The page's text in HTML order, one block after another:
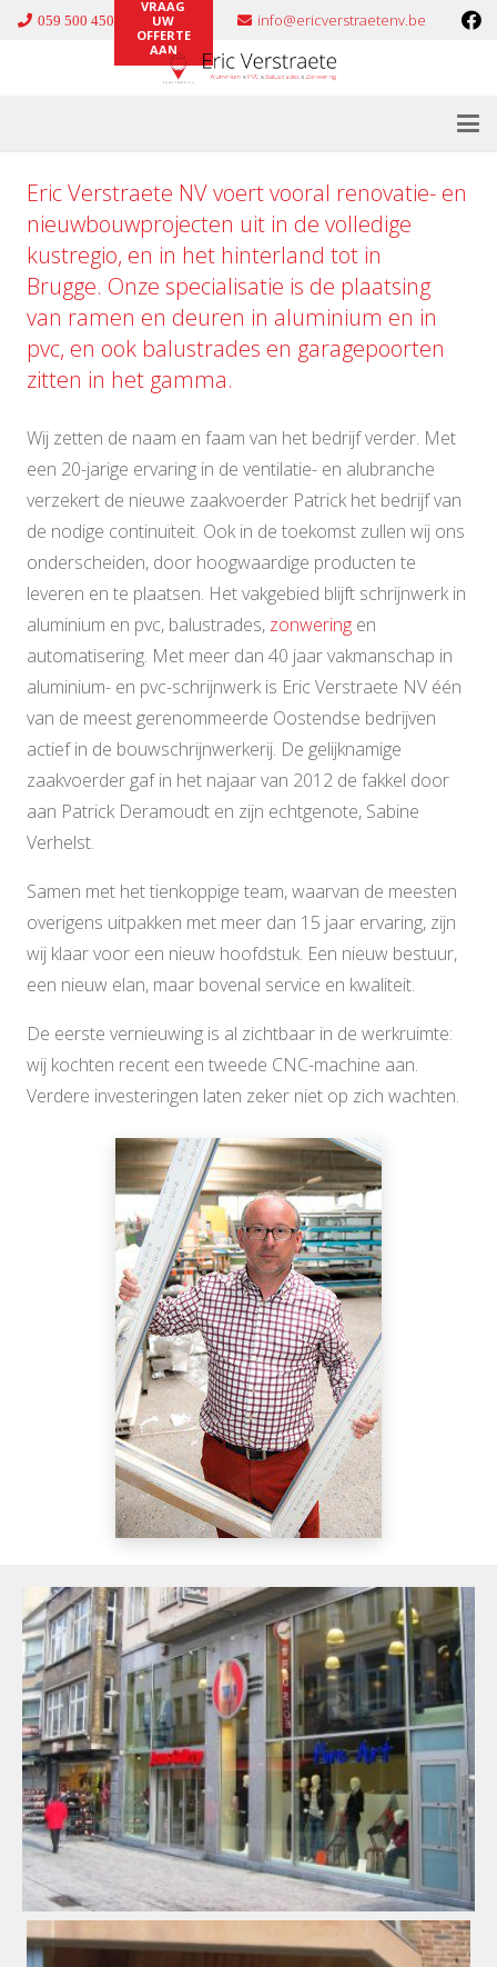
059 500 450
VRAAG
UW
OFFERTE
AAN
info@ericverstraetenv.be
Eric Verstraete NV voert vooral renovatie- en
nieuwbouwprojecten uit in de volledige
kustregio, en in het hinterland tot in
Brugge. Onze specialisatie is de plaatsing
van ramen en deuren in aluminium en in
pvc, en ook balustrades en garagepoorten
zitten in het gamma.
Wij zetten de naam en faam van het bedrijf verder. Met
een 20-jarige ervaring in de ventilatie- en alubranche
verzekert de nieuwe zaakvoerder Patrick het bedrijf van
de nodige continuïteit. Ook in de toekomst zullen wij ons
onderscheiden, door hoogwaardige producten te
leveren en te plaatsen. Het vakgebied blijft schrijnwerk in
aluminium en pvc, balustrades, zonwering en
automatisering. Met meer dan 40 jaar vakmanschap in
aluminium- en pvc-schrijnwerk is Eric Verstraete NV één
van de meest gerenommeerde Oostendse bedrijven
actief in de bouwschrijnwerkerij. De gelijknamige
zaakvoerder gaf in het najaar van 2012 de fakkel door
aan Patrick Deramoudt en zijn echtgenote, Sabine
Verhelst.
Samen met het tienkoppige team, waarvan de meesten
overigens uitpakken met meer dan 15 jaar ervaring, zijn
wij klaar voor een nieuw hoofdstuk. Een nieuw bestuur,
een nieuw elan, maar bovenal service en kwaliteit.
De eerste vernieuwing is al zichtbaar in de werkruimte:
wij kochten recent een tweede CNC-machine aan.
Verdere investeringen laten zeker niet op zich wachten.